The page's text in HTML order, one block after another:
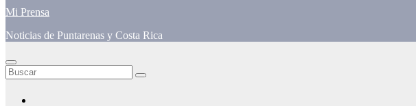
Mi Prensa
Noticias de Puntarenas y Costa Rica